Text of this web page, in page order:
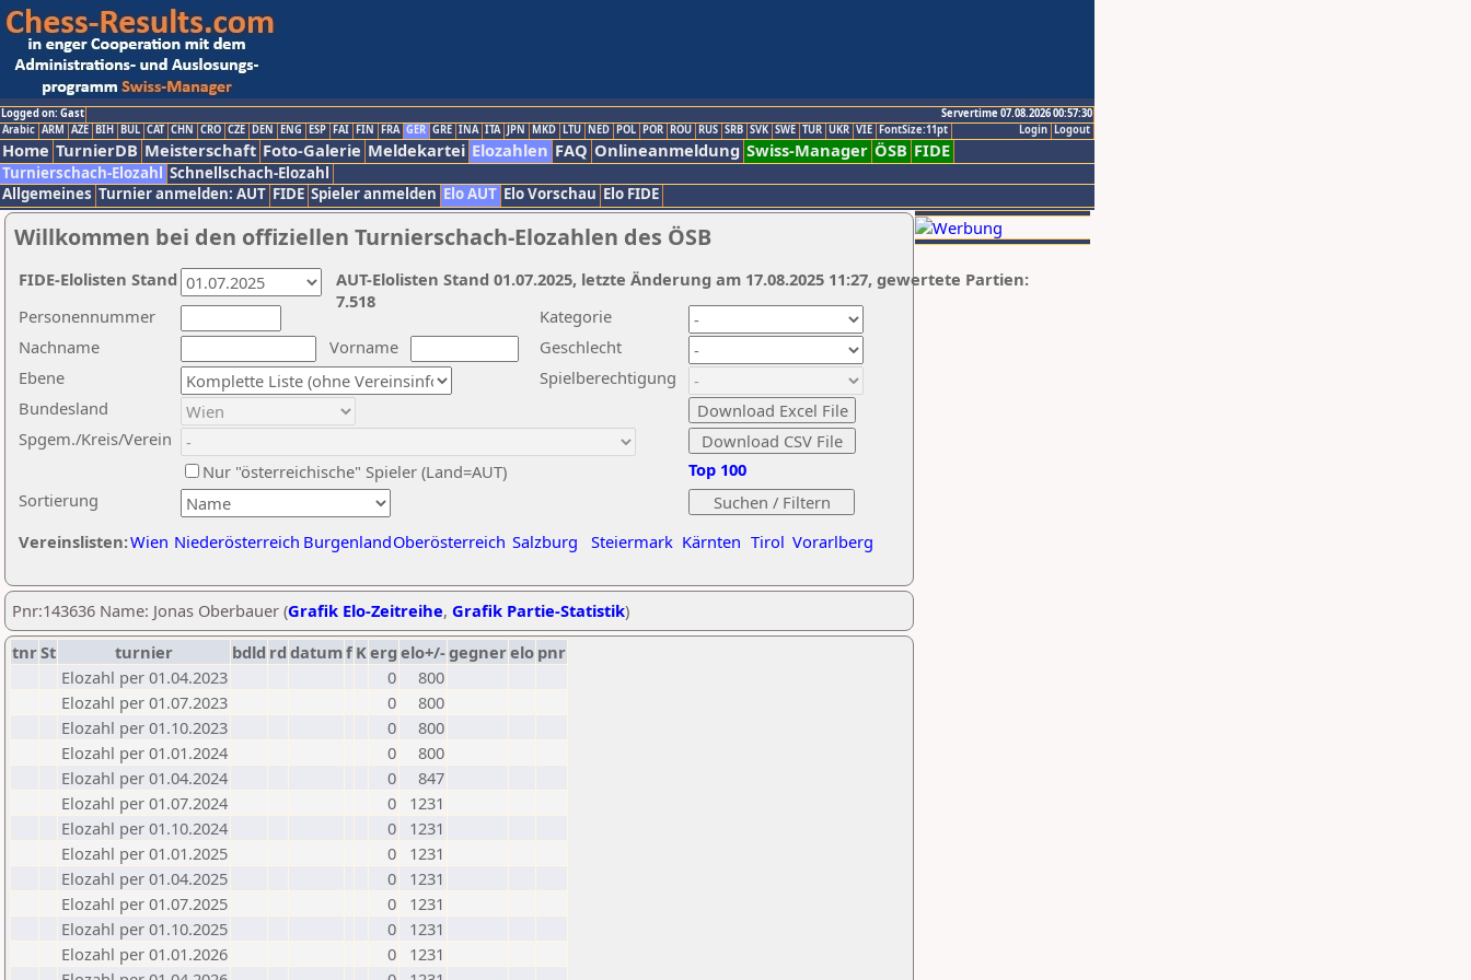
Logged on: Gast
Servertime 07.08.2026 00:57:30
Logout
Login
Arabic ARM AZE BIH BUL CAT CHN CRO CZE DEN ENG ESP FAI FIN FRA GER GRE INA ITA JPN MKD LTU NED POL POR ROU RUS SRB SVK SWE TUR UKR VIE FontSize:11pt
Home TurnierDB Meisterschaft Foto-Galerie Meldekartei Elozahlen FAQ Onlineanmeldung Swiss-Manager ÖSB FIDE
Turnierschach-Elozahl Schnellschach-Elozahl
Allgemeines Turnier anmelden: AUT FIDE Spieler anmelden Elo AUT Elo Vorschau Elo FIDE
Willkommen bei den offiziellen Turnierschach-Elozahlen des ÖSB
Nachname
Vorname
Ebene
Kategorie
Sortierung
Personennummer
Bundesland
Spgem./Kreis/Verein
Geschlecht
Nur "österreichische" Spieler (Land=AUT)
Spielberechtigung
Vereinslisten:Wien Niederösterreich BurgenlandOberösterreich Salzburg Steiermark Kärnten Tirol Vorarlberg
Top 100
AUT-Elolisten Stand 01.07.2025, letzte Änderung am 17.08.2025 11:27, gewertete Partien:
7.518
FIDE-Elolisten Stand
Pnr:143636 Name: Jonas Oberbauer (Grafik Elo-Zeitreihe, Grafik Partie-Statistik)
tnrSt turnier bdld rd datumf Kerg elo+/-gegnerelo pnr
Elozahl per 01.04.2023
0
800
Elozahl per 01.07.2023
0
800
Elozahl per 01.10.2023
0
800
Elozahl per 01.01.2024
0
800
Elozahl per 01.04.2024
0
847
Elozahl per 01.07.2024
0
1231
Elozahl per 01.10.2024
0
1231
Elozahl per 01.01.2025
0
1231
Elozahl per 01.04.2025
0
1231
Elozahl per 01.07.2025
0
1231
Elozahl per 01.10.2025
0
1231
Elozahl per 01.01.2026
0
1231